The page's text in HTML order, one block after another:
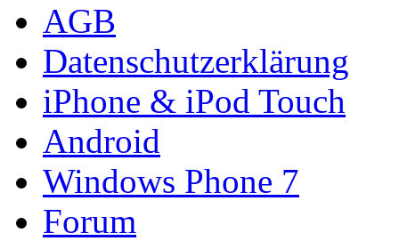
AGB
Datenschutzerklärung
iPhone & iPod Touch
Android
Windows Phone 7
Forum